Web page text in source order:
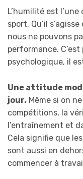
L’humilité est
sport. Qu’il
nous ne pouvons
performance.
psychologique, il
Une attitude
jour. Même si on
compétitions, la
l’entraînement et
Cela signifie que
sont aussi en
commencer à